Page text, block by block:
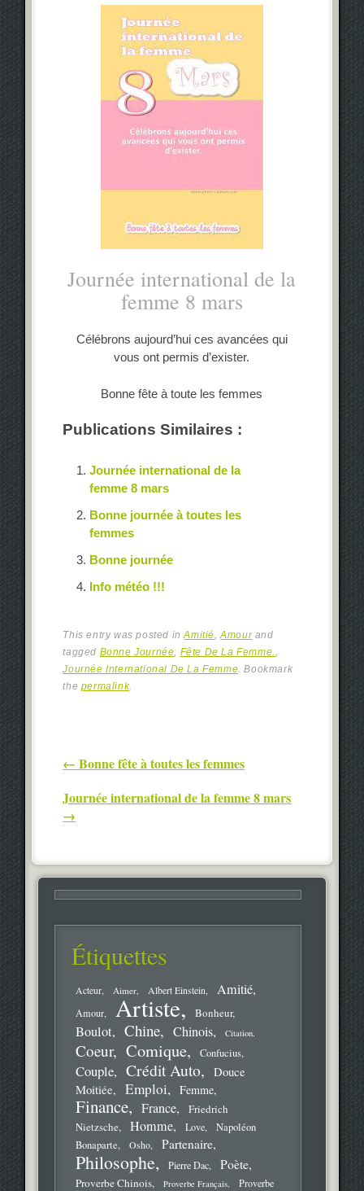
Journée international de la
femme 8 mars
Célébrons aujourd’hui ces avancées qui
vous ont permis d’exister.
Bonne fête à toute les femmes
Publications Similaires :
Journée international de la
femme 8 mars
Bonne journée à toutes les
femmes
Bonne journée
Info météo !!!
This entry was posted inAmitié,Amourand
tagged Bonne Journée, Fête De La Femme.,
Journée International De La Femme. Bookmark
the permalink.
Post navigation
← Bonne fête à toutes les femmes
Journée international de la femme 8 mars
→
Étiquettes
Acteur Aimer Albert Einstein Amitié
Amour Artiste Bonheur
Boulot Chine Chinois Citation
Coeur Comique Confucius
Couple Crédit Auto
Douce
Moitiée
Emploi Femme
Finance France
Friedrich
Nietzsche
Homme Love
Napoléon
Bonaparte
Osho Partenaire
Philosophe Pierre Dac Poète
Proverbe Chinois Proverbe Français
Proverbe